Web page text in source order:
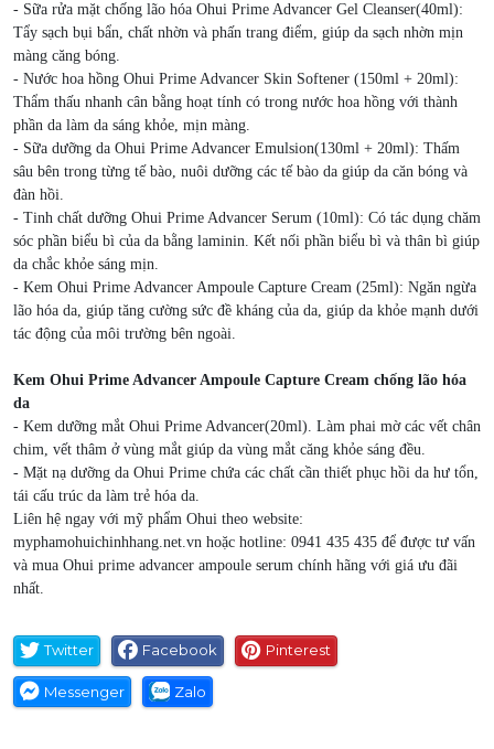
- Sữa rửa mặt chống lão hóa Ohui Prime Advancer Gel Cleanser(40ml):
Tẩy sạch bụi bẩn, chất nhờn và phấn trang điểm, giúp da sạch nhờn mịn
màng căng bóng.
- Nước hoa hồng Ohui Prime Advancer Skin Softener (150ml + 20ml):
Thẩm thấu nhanh cân bằng hoạt tính có trong nước hoa hồng với thành
phần da làm da sáng khỏe, mịn màng.
- Sữa dưỡng da Ohui Prime Advancer Emulsion(130ml + 20ml): Thấm
sâu bên trong từng tế bào, nuôi dưỡng các tế bào da giúp da căn bóng và
đàn hồi.
- Tinh chất dưỡng Ohui Prime Advancer Serum (10ml): Có tác dụng chăm
sóc phần biểu bì của da bằng laminin. Kết nối phần biểu bì và thân bì giúp
da chắc khỏe sáng mịn.
- Kem Ohui Prime Advancer Ampoule Capture Cream (25ml): Ngăn ngừa
lão hóa da, giúp tăng cường sức đề kháng của da, giúp da khỏe mạnh dưới
tác động của môi trường bên ngoài.
Kem Ohui Prime Advancer Ampoule Capture Cream chống lão hóa
da
- Kem dưỡng mắt Ohui Prime Advancer(20ml). Làm phai mờ các vết chân
chim, vết thâm ở vùng mắt giúp da vùng mắt căng khỏe sáng đều.
- Mặt nạ dưỡng da Ohui Prime chứa các chất cần thiết phục hồi da hư tổn,
tái cấu trúc da làm trẻ hóa da.
Liên hệ ngay với mỹ phẩm Ohui theo website:
myphamohuichinhhang.net.vn hoặc hotline: 0941 435 435 để được tư vấn
và mua Ohui prime advancer ampoule serum chính hãng với giá ưu đãi
nhất.
Twitter Facebook Pinterest
Messenger Zalo